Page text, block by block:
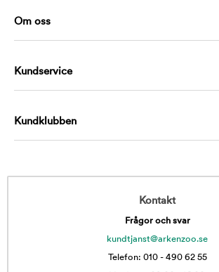
Om oss
Kundservice
Kundklubben
Kontakt
Frågor och svar
kundtjanst@arkenzoo.se
Telefon: 010 - 490 62 55